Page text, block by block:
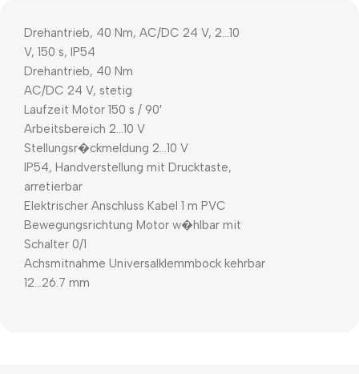
Drehantrieb, 40 Nm, AC/DC 24 V, 2…10
V, 150 s, IP54
Drehantrieb, 40 Nm
AC/DC 24 V, stetig
Laufzeit Motor 150 s / 90′
Arbeitsbereich 2…10 V
Stellungsr�ckmeldung 2…10 V
IP54, Handverstellung mit Drucktaste,
arretierbar
Elektrischer Anschluss Kabel 1 m PVC
Bewegungsrichtung Motor w�hlbar mit
Schalter 0/1
Achsmitnahme Universalklemmbock kehrbar
12…26.7 mm